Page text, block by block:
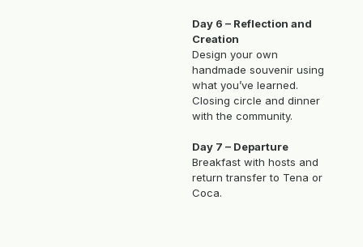
Day 6 – Reflection and
Creation
Design your own
handmade souvenir using
what you’ve learned.
Closing circle and dinner
with the community.
Day 7 – Departure
Breakfast with hosts and
return transfer to Tena or
Coca.